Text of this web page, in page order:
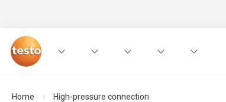
Home High-pressure connection